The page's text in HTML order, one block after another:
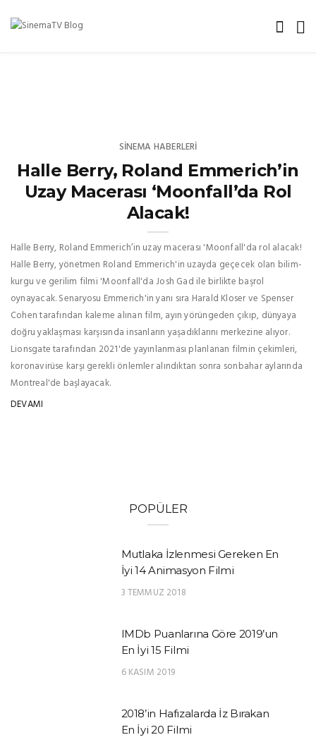
SINEMA HABERLERI
Halle Berry, Roland Emmerich’in
Uzay Macerası ‘Moonfall’da Rol
Alacak!
Halle Berry, Roland Emmerich’in uzay macerası 'Moonfall'da rol alacak!
Halle Berry, yönetmen Roland Emmerich'in uzayda geçecek olan bilim-
kurgu ve gerilim filmi 'Moonfall'da Josh Gad ile birlikte başrol
oynayacak. Senaryosu Emmerich'in yanı sıra Harald Kloser ve Spenser
Cohen tarafından kaleme alınan film, ayın yörüngeden çıkıp, dünyaya
doğru yaklaşması karşısında insanların yaşadıklarını merkezine alıyor.
Lionsgate tarafından 2021'de yayınlanması planlanan filmin çekimleri,
koronavirüse karşı gerekli önlemler alındıktan sonra sonbahar aylarında
Montreal'de başlayacak.
DEVAMI
POPÜLER
Mutlaka İzlenmesi Gereken En
İyi 14 Animasyon Filmi
3 TEMMUZ 2018
IMDb Puanlarına Göre 2019’un
En İyi 15 Filmi
6 KASIM 2019
2018’in Hafızalarda İz Bırakan
En İyi 20 Filmi